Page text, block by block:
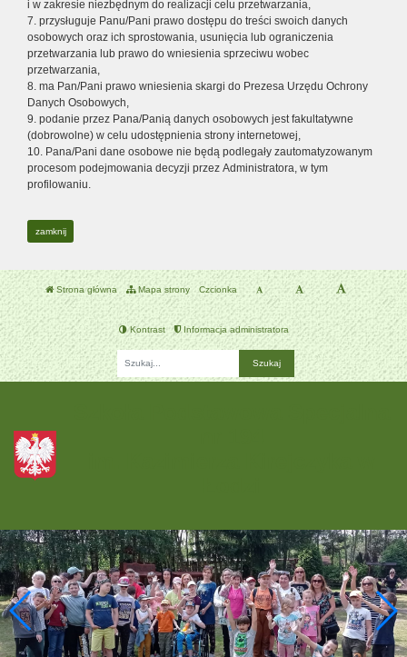
i w zakresie niezbędnym do realizacji celu przetwarzania,
7. przysługuje Panu/Pani prawo dostępu do treści swoich danych
osobowych oraz ich sprostowania, usunięcia lub ograniczenia
przetwarzania lub prawo do wniesienia sprzeciwu wobec
przetwarzania,
8. ma Pan/Pani prawo wniesienia skargi do Prezesa Urzędu Ochrony
Danych Osobowych,
9. podanie przez Pana/Panią danych osobowych jest fakultatywne
(dobrowolne) w celu udostępnienia strony internetowej,
10. Pana/Pani dane osobowe nie będą podlegały zautomatyzowanym
procesom podejmowania decyzji przez Administratora, w tym
profilowaniu.
zamknij
Strona główna Mapa strony Czcionka
Kontrast Informacja administratora
Fraza